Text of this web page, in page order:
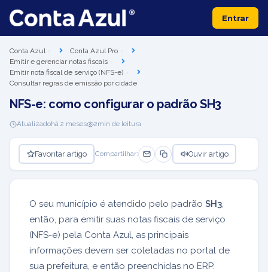
Entrar
Conta Azul
Conta Azul Pro
Emitir e gerenciar notas fiscais
Emitir nota fiscal de serviço (NFS-e)
Consultar regras de emissão por cidade
NFS-e: como configurar o padrão SH3
Atualizadohá 2 meses 2min de leitura
Favoritar artigo Compartilhar: Ouvir artigo
O seu município é atendido pelo padrão SH3,
então, para emitir suas notas fiscais de serviço
(NFS-e) pela Conta Azul, as principais
informações devem ser coletadas no portal de
sua prefeitura, e então preenchidas no ERP.